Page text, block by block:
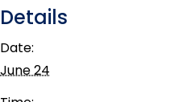
Details
Date:
June 24